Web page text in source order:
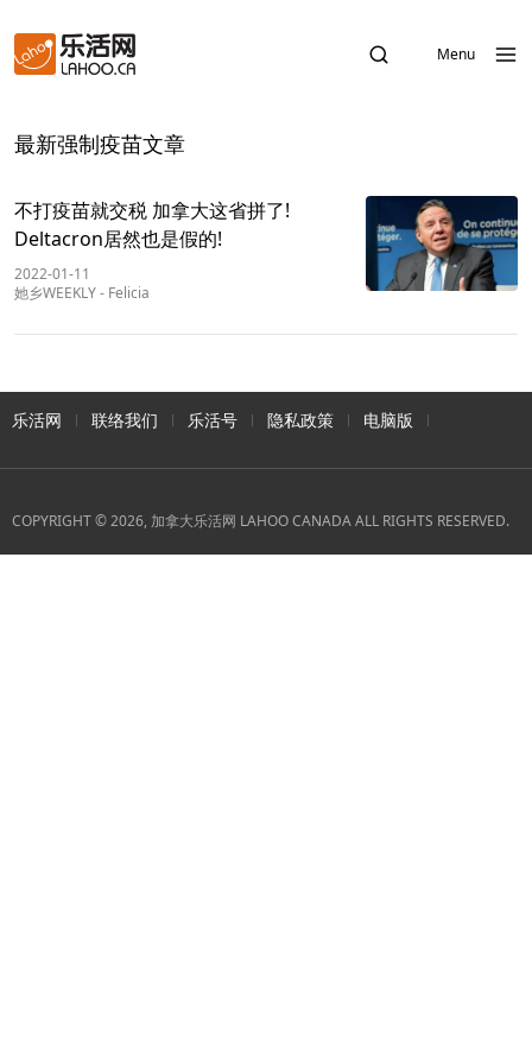
Menu
最新强制疫苗文章
不打疫苗就交税 加拿大这省拼了!
Deltacron居然也是假的!
2022-01-11
她乡WEEKLY- Felicia
乐活网 联络我们 乐活号 隐私政策 电脑版
COPYRIGHT © 2026, 加拿大乐活网 LAHOO CANADA ALL RIGHTS RESERVED.